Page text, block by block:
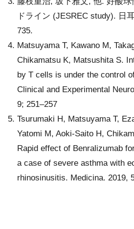
ドライン (JESREC study). 日
735.
Matsuyama T, Kawano M,
Chikamatsu K, Matsushita S.
by T cells is under the control
Clinical and Experimental
9; 251–257
Tsurumaki H, Matsuyama T,
Yatomi M, Aoki-Saito H,
Rapid effect of Benralizumab
a case of severe asthma with
rhinosinusitis. Medicina. 2019,